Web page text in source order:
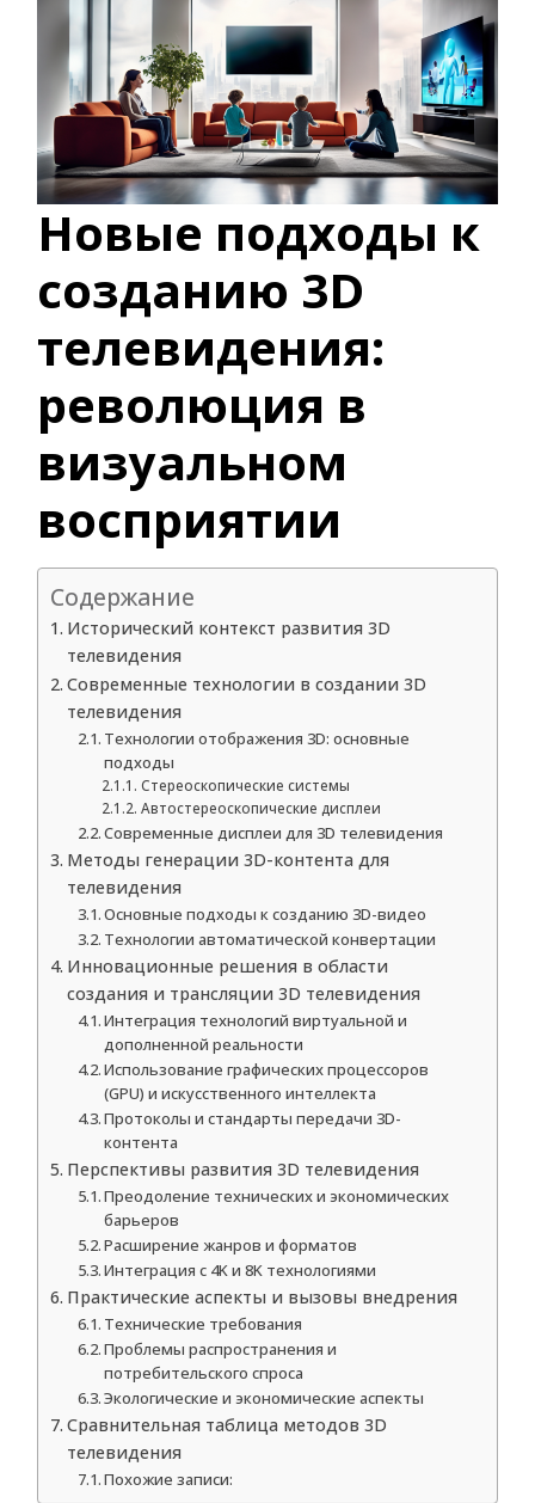
Новые подходы к
созданию 3D
телевидения:
революция в
визуальном
восприятии
Содержание
Исторический контекст развития 3D
телевидения
Современные технологии в создании 3D
телевидения
Технологии отображения 3D: основные
подходы
Стереоскопические системы
Автостереоскопические дисплеи
Современные дисплеи для 3D телевидения
Методы генерации 3D-контента для
телевидения
Основные подходы к созданию 3D-видео
Технологии автоматической конвертации
Инновационные решения в области
создания и трансляции 3D телевидения
Интеграция технологий виртуальной и
дополненной реальности
Использование графических процессоров
(GPU) и искусственного интеллекта
Протоколы и стандарты передачи 3D-
контента
Перспективы развития 3D телевидения
Преодоление технических и экономических
барьеров
Расширение жанров и форматов
Интеграция с 4K и 8K технологиями
Практические аспекты и вызовы внедрения
Технические требования
Проблемы распространения и
потребительского спроса
Экологические и экономические аспекты
Сравнительная таблица методов 3D
телевидения
Похожие записи: